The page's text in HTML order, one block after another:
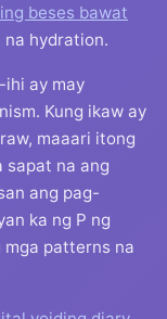
beses bawat
hydration.
ihi ay may
Kung ikaw ay
maaari itong
sapat na ang
ang pag-
ka ng P ng
patterns na